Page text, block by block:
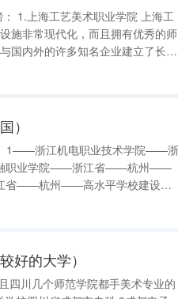
施非常现代化，而且拥有优秀的师
国内外的许多知名企业建立了长期
）
好的大学）